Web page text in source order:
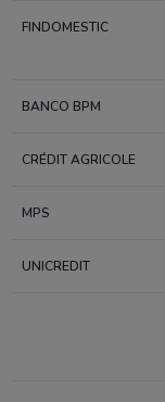
FINDOMESTIC
BANCO BPM
CRÉDIT AGRICOLE
MPS
UNICREDIT